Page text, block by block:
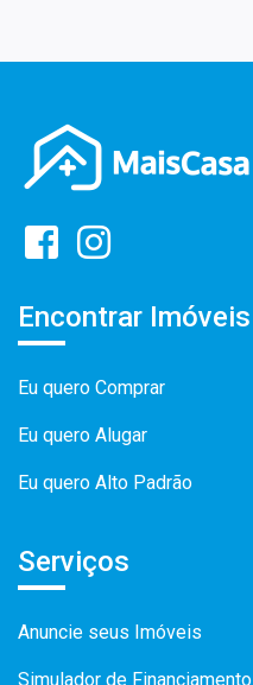
Encontrar Imóveis
Eu quero Comprar
Eu quero Alugar
Eu quero Alto Padrão
Serviços
Anuncie seus Imóveis
Simulador de Financiamento